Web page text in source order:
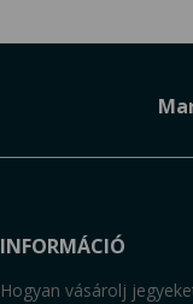
INFORMÁCIÓ
Hogyan vásárolj